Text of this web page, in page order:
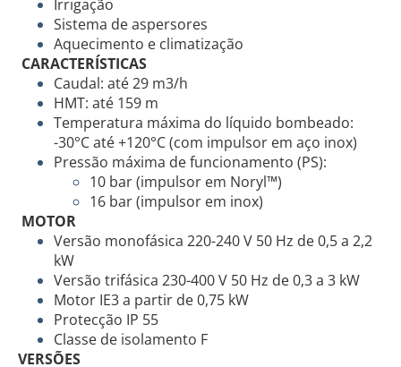
Irrigação
Sistema de aspersores
Aquecimento e climatização
CARACTERÍSTICAS
Caudal: até 29 m3/h
HMT: até 159 m
Temperatura máxima do líquido bombeado:
-30°C até +120°C (com impulsor em aço inox)
Pressão máxima de funcionamento (PS):
10 bar (impulsor em Noryl™)
16 bar (impulsor em inox)
MOTOR
Versão monofásica 220-240 V 50 Hz de 0,5 a 2,2
kW
Versão trifásica 230-400 V 50 Hz de 0,3 a 3 kW
Motor IE3 a partir de 0,75 kW
Protecção IP 55
Classe de isolamento F
VERSÕES